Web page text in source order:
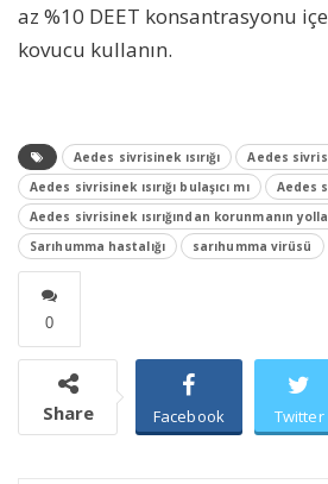
az %10 DEET konsantrasyonu
kovucu kullanın.
Aedes sivrisinek ısırığı
Aedes
Aedes sivrisinek ısırığı bulaşıcı mı
Aedes
Aedes sivrisinek ısırığından korunmanın
Sarıhumma hastalığı
sarıhumma virüsü
0
Share Facebook Twitter